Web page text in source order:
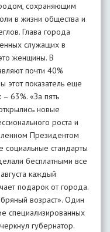
сохраняющим
в жизни общества и
Глава города
служащих в
женщины. В
почти 40%
этот показатель еще
63%. «За пять
новые
роста и
Президентом
социальные стандарты
бесплатными все
каждый
подарок от города.
возраст». Один
специализированных
губернатор.